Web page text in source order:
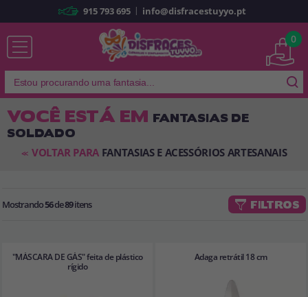
Já sou cliente
Lembrar-me
Ao criar uma conta em disfracestuyyo.pt
, você poderá fazer suas
compras rapidamente em nossa loja virtual, verificar o status de seus
915 793 695 | info@disfracestuyyo.pt
0
VOCÊ ESTÁ EM FANTASIAS DE
SOLDADO
<< VOLTAR PARA FANTASIAS E ACESSÓRIOS ARTESANAIS
Mostrando56de89itens FILTROS
"MÁSCARA DE GÁS" feita de plástico
rígido
Adaga retrátil 18 cm